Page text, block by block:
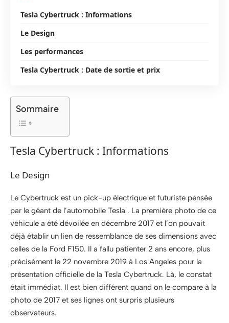
Tesla Cybertruck : Informations
Le Design
Les performances
Tesla Cybertruck : Date de sortie et prix
Sommaire
Tesla Cybertruck : Informations
Le Design
Le Cybertruck est un pick-up électrique et futuriste pensée
par le géant de l’automobile Tesla . La première photo de ce
véhicule a été dévoilée en décembre 2017 et l’on pouvait
déjà établir un lien de ressemblance de ses dimensions avec
celles de la Ford F150. Il a fallu patienter 2 ans encore, plus
précisément le 22 novembre 2019 à Los Angeles pour la
présentation officielle de la Tesla Cybertruck. Là, le constat
était immédiat. Il est bien différent quand on le compare à la
photo de 2017 et ses lignes ont surpris plusieurs
observateurs.